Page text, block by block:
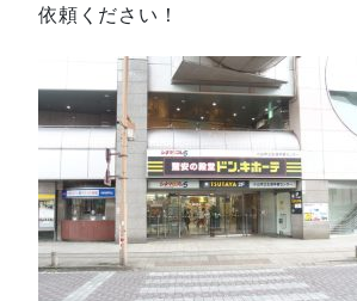
依頼ください！